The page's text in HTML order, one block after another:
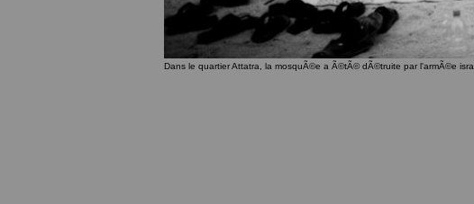
Dans le quartier Attatra, la mosquÃ©e a Ã©tÃ© dÃ©truite par l'armÃ©e